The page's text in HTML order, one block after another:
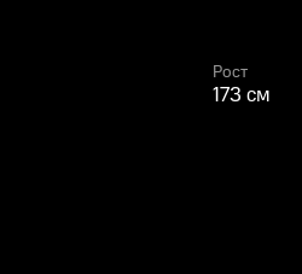
Рост
173 см